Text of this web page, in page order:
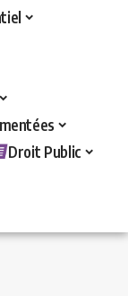
Droit Public
>Entreprises en